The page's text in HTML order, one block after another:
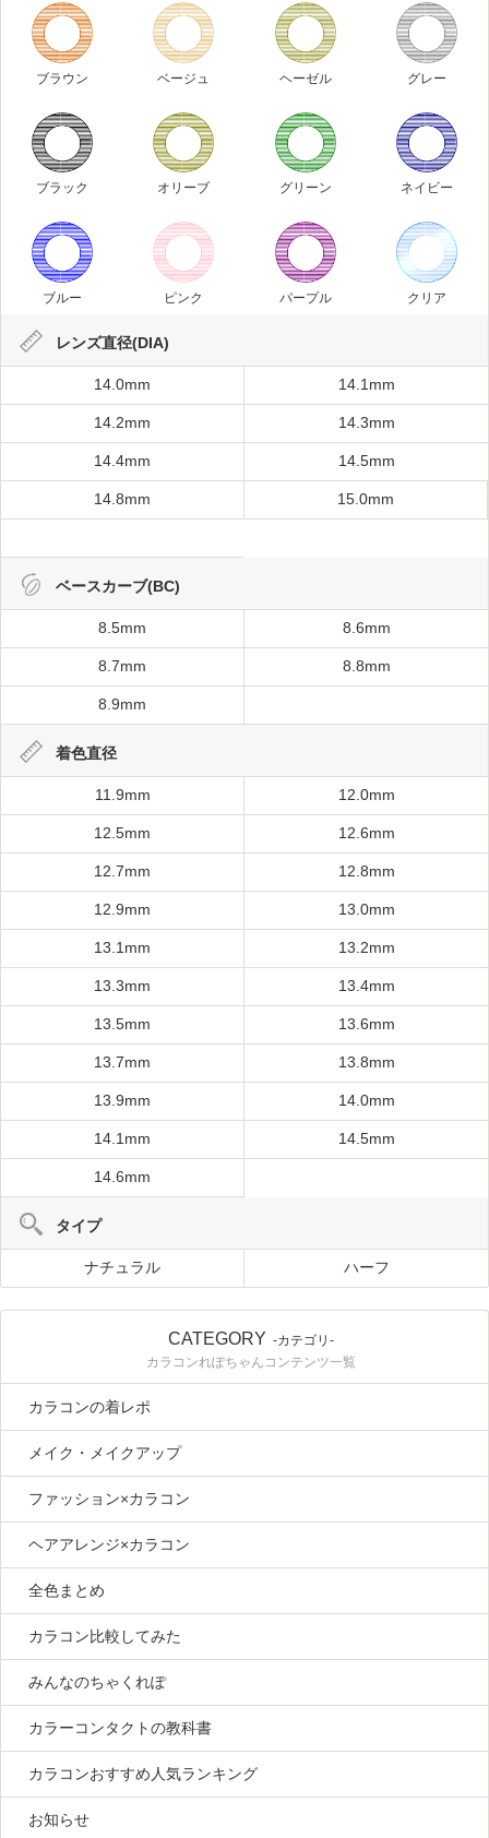
ブラウン ベージュ ヘーゼル グレー
ブラック オリーブ グリーン ネイビー
ブルー ピンク パープル クリア
レンズ直径(DIA)
14.0mm 14.1mm
14.2mm 14.3mm
14.4mm 14.5mm
14.8mm 15.0mm
ベースカーブ(BC)
8.5mm 8.6mm
8.7mm 8.8mm
8.9mm
着色直径
11.9mm 12.0mm
12.5mm 12.6mm
12.7mm 12.8mm
12.9mm 13.0mm
13.1mm 13.2mm
13.3mm 13.4mm
13.5mm 13.6mm
13.7mm 13.8mm
13.9mm 14.0mm
14.1mm 14.5mm
14.6mm
タイプ
ナチュラル ハーフ
CATEGORY -カテゴリ-
カラコンれぽちゃんコンテンツ一覧
カラコンの着レポ
メイク・メイクアップ
ファッション×カラコン
ヘアアレンジ×カラコン
全色まとめ
カラコン比較してみた
みんなのちゃくれぽ
カラーコンタクトの教科書
カラコンおすすめ人気ランキング
お知らせ